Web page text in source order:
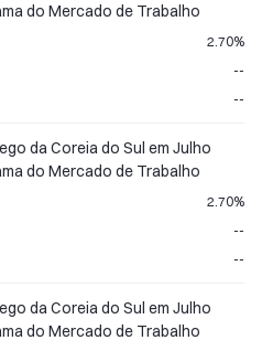
do Mercado de Trabalho
2.70%
--
--
da Coreia do Sul em Julho
do Mercado de Trabalho
2.70%
--
--
da Coreia do Sul em Julho
do Mercado de Trabalho